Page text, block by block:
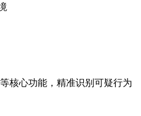
核心功能，精准识别可疑行为